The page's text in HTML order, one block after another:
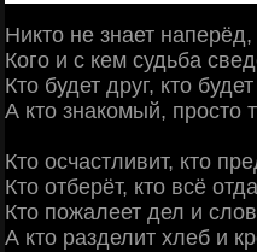
Никто не знает наперёд,
Кого и с кем судьба
Кто будет друг, кто будет
А кто знакомый, просто
Кто осчастливит, кто
Кто отберёт, кто всё
Кто пожалеет дел и
А кто разделит хлеб и